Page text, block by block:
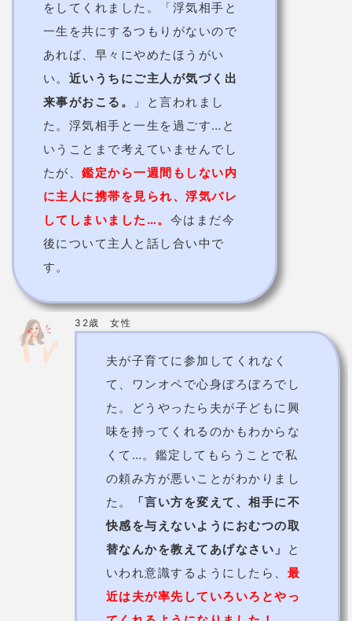
いうことまで考えていませんでし
たが、 鑑定から一週間もしない内
に主人に携帯を見られ、浮気バレ
してしまいました…。今はまだ今
後について主人と話し合い中で
す。
32歳 女性
夫が子育てに参加してくれなく
て、ワンオペで心身ぼろぼろでし
た。どうやったら夫が子どもに興
味を持ってくれるのかもわからな
くて…。鑑定してもらうことで私
た。
「言い方を変えて、相手に不
快感を与えないようにおむつの取
替なんかを教えてあげなさい」と
いわれ意識するようにしたら、 最
近は夫が率先していろいろとやっ
てくれるようになりました！
6～10年